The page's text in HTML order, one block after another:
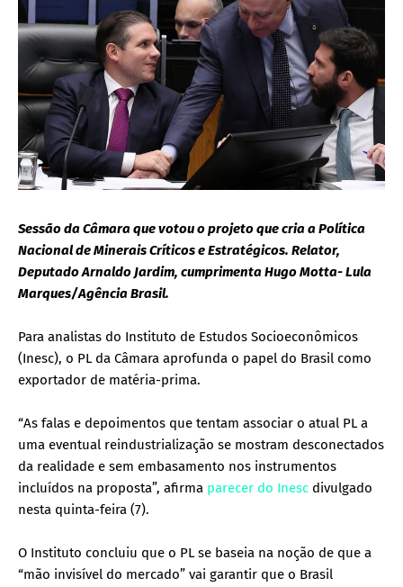
Sessão da Câmara que votou o projeto que cria a Política
Nacional de Minerais Críticos e Estratégicos. Relator,
Deputado Arnaldo Jardim, cumprimenta Hugo Motta- Lula
Marques/Agência Brasil.
Para analistas do Instituto de Estudos Socioeconômicos
(Inesc), o PL da Câmara aprofunda o papel do Brasil como
exportador de matéria-prima.
“As falas e depoimentos que tentam associar o atual PL a
uma eventual reindustrialização se mostram desconectados
da realidade e sem embasamento nos instrumentos
incluídos na proposta”, afirma parecer do Inesc divulgado
nesta quinta-feira (7).
O Instituto concluiu que o PL se baseia na noção de que a
“mão invisível do mercado” vai garantir que o Brasil